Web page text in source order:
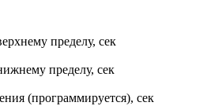
пределу, сек
пределу, сек
(программируется), сек